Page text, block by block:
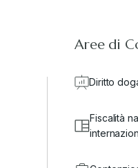
Aree di
Diritto
Fiscalità